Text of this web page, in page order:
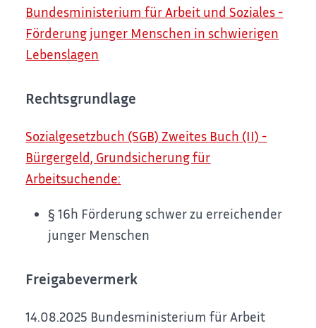
Bundesministerium für Arbeit und Soziales -
Förderung junger Menschen in schwierigen
Lebenslagen
Rechtsgrundlage
Sozialgesetzbuch (SGB) Zweites Buch (II) -
Bürgergeld, Grundsicherung für
Arbeitsuchende:
§ 16h Förderung schwer zu erreichender
junger Menschen
Freigabevermerk
14.08.2025 Bundesministerium für Arbeit